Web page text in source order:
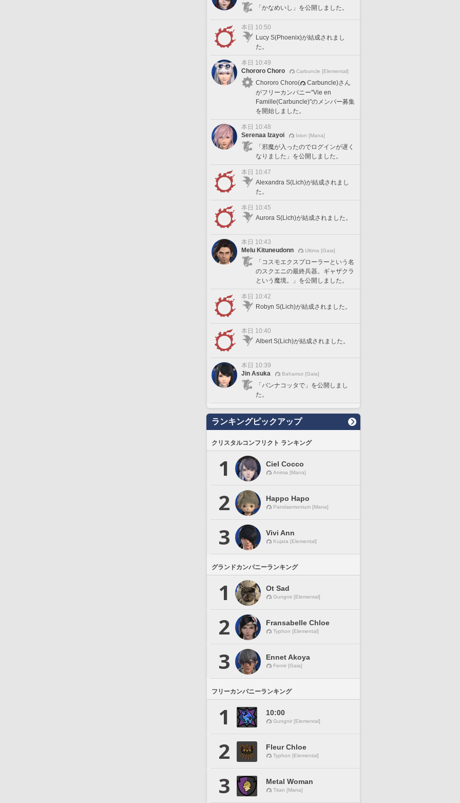
「かなめいし」を公開しました。
本日 10:50
Lucy S(Phoenix)が結成されまし
た。
本日 10:49
Chororo Choro
Carbuncle [Elemental]
Chororo Choro(
Carbuncle)さん
がフリーカンパニー"Vie en
Famille(Carbuncle)"のメンバー募集
を開始しました。
本日 10:48
Serenaa Izayoi
Ixion [Mana]
「邪魔が入ったのでログインが遅く
なりました」を公開しました。
本日 10:47
Alexandra S(Lich)が結成されまし
た。
本日 10:45
Aurora S(Lich)が結成されました。
本日 10:43
Melu Kituneudonn
Ultima [Gaia]
「コスモエクスプローラーという名
のスクエニの最終兵器。ギャザクラ
という魔境。」を公開しました。
本日 10:42
Robyn S(Lich)が結成されました。
本日 10:40
Albert S(Lich)が結成されました。
本日 10:39
Jin Asuka
Bahamut [Gaia]
「パンナコッタで」を公開しまし
た。
ランキングピックアップ
クリスタルコンフリクト ランキング
1 Ciel Cocco
Anima [Mana]
2 Happo Hapo
Pandaemonium [Mana]
3 Vivi Ann
Kujata [Elemental]
グランドカンパニーランキング
1 Ot Sad
Gungnir [Elemental]
2 Fransabelle Chloe
Typhon [Elemental]
3 Ennet Akoya
Fenrir [Gaia]
フリーカンパニーランキング
1 10:00
Gungnir [Elemental]
2 Fleur Chloe
Typhon [Elemental]
3 Metal Woman
Titan [Mana]